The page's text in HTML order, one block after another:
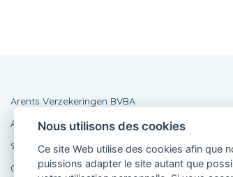
Arents Verzekeringen BVBA
Albertlaan 220
9400 Ninove
054 32 95 41
Nous utilisons des cookies
Ce site Web utilise des cookies afin que
puissions adapter le site autant que